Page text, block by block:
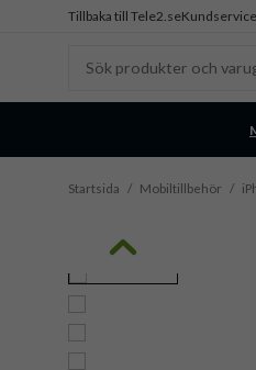
Tillbaka till Tele2.seKundservice
Startsida / Mobiltillbehör /